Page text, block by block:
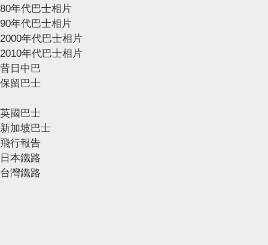
80年代巴士相片
90年代巴士相片
2000年代巴士相片
2010年代巴士相片
昔日中巴
保留巴士
英國巴士
新加坡巴士
飛行報告
日本鐵路
台灣鐵路